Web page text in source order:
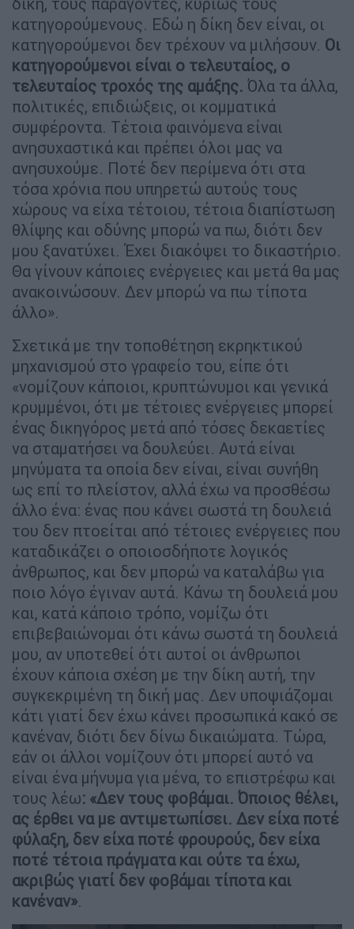
κατηγορούμενους. Εδώ η δίκη δεν είναι, οι
κατηγορούμενοι δεν τρέχουν να μιλήσουν. Οι
κατηγορούμενοι είναι ο τελευταίος, ο
τελευταίος τροχός της αμάξης. Όλα τα άλλα,
πολιτικές, επιδιώξεις, οι κομματικά
συμφέροντα. Τέτοια φαινόμενα είναι
ανησυχαστικά και πρέπει όλοι μας να
ανησυχούμε. Ποτέ δεν περίμενα ότι στα
τόσα χρόνια που υπηρετώ αυτούς τους
χώρους να είχα τέτοιου, τέτοια διαπίστωση
θλίψης και οδύνης μπορώ να πω, διότι δεν
μου ξανατύχει. Έχει διακόψει το δικαστήριο.
Θα γίνουν κάποιες ενέργειες και μετά θα μας
ανακοινώσουν. Δεν μπορώ να πω τίποτα
άλλο».
Σχετικά με την τοποθέτηση εκρηκτικού
μηχανισμού στο γραφείο του, είπε ότι
«νομίζουν κάποιοι, κρυπτώνυμοι και γενικά
κρυμμένοι, ότι με τέτοιες ενέργειες μπορεί
ένας δικηγόρος μετά από τόσες δεκαετίες
να σταματήσει να δουλεύει. Αυτά είναι
μηνύματα τα οποία δεν είναι, είναι συνήθη
ως επί το πλείστον, αλλά έχω να προσθέσω
άλλο ένα: ένας που κάνει σωστά τη δουλειά
του δεν πτοείται από τέτοιες ενέργειες που
καταδικάζει ο οποιοσδήποτε λογικός
άνθρωπος, και δεν μπορώ να καταλάβω για
ποιο λόγο έγιναν αυτά. Κάνω τη δουλειά μου
και, κατά κάποιο τρόπο, νομίζω ότι
επιβεβαιώνομαι ότι κάνω σωστά τη δουλειά
μου, αν υποτεθεί ότι αυτοί οι άνθρωποι
έχουν κάποια σχέση με την δίκη αυτή, την
συγκεκριμένη τη δική μας. Δεν υποψιάζομαι
κάτι γιατί δεν έχω κάνει προσωπικά κακό σε
κανέναν, διότι δεν δίνω δικαιώματα. Τώρα,
εάν οι άλλοι νομίζουν ότι μπορεί αυτό να
είναι ένα μήνυμα για μένα, το επιστρέφω και
τους λέω: «Δεν τους φοβάμαι. Όποιος θέλει,
ας έρθει να με αντιμετωπίσει. Δεν είχα ποτέ
φύλαξη, δεν είχα ποτέ φρουρούς, δεν είχα
ποτέ τέτοια πράγματα και ούτε τα έχω,
ακριβώς γιατί δεν φοβάμαι τίποτα και
κανέναν».